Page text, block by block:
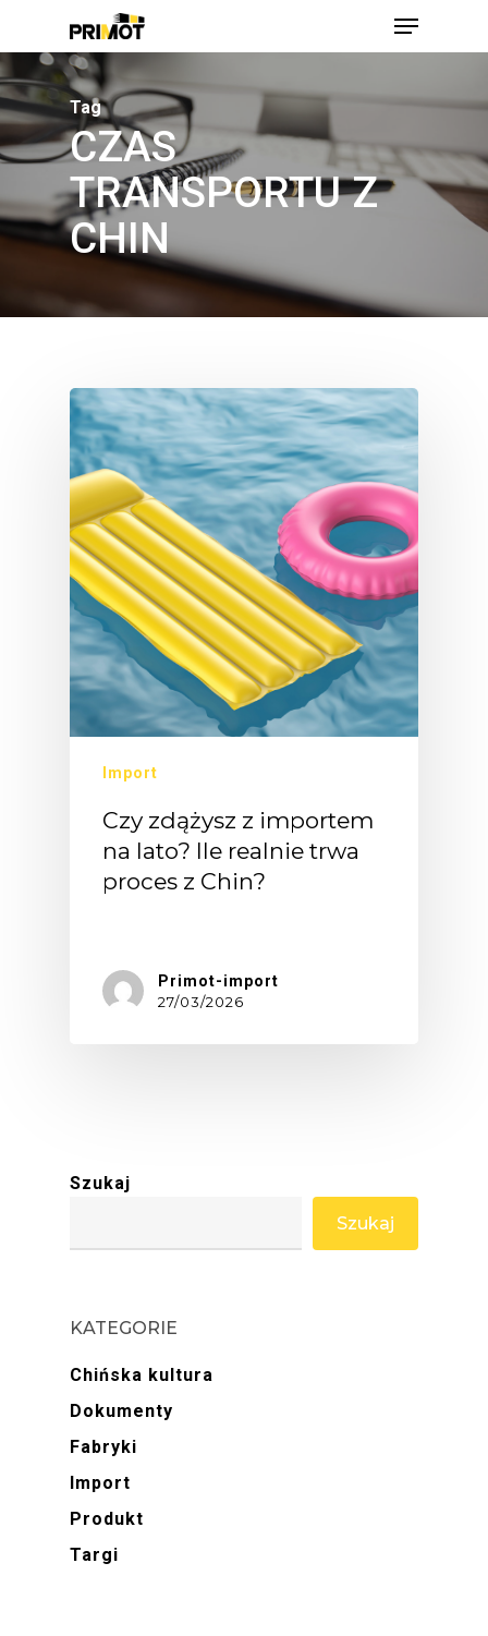
main
content
Menu
Tag
CZAS
TRANSPORTU Z
CHIN
Import
Czy zdążysz z importem
na lato? Ile realnie trwa
proces z Chin?
Primot-import
27/03/2026
Szukaj
Szukaj
KATEGORIE
Chińska kultura
Dokumenty
Fabryki
Import
Produkt
Targi